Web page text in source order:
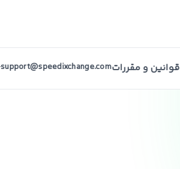
قوانین و مقرراتsupport@speedixchange.com